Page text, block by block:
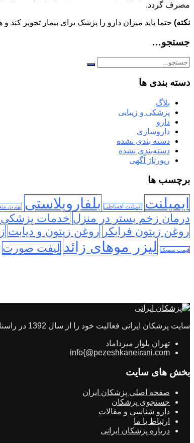
مصرف گردد.
نکته) حتما باید میزان دارو را پزشک برای بیمار تجویز کند
جستجو…
دسته بندی ها
بلاگ
پزشکی و زیبایی
دارو
داروسازی
دسته بندی نشده
دسته‌بندی نشده
رپورتاژ آگهی
برچسب ها
ایمپلنت ایمپلنت اقساطی بلفاروپلاستی بهترین
درمان زخم بستر در منزل خدمات پزشکی
روغن زیتون فرابکر روغن زیتون و دیابت
قیمت سمعک لیزر موهای زائد لیفت صورت
سایت پزشکان ایرانی فعالیت خود را از سال 1392 در راسنای خدمت رسانی به مردم ایران در راستای سلامتی و انتخاب بهترین طبیب راه اندازی شد
تهران بلوار میرداماد
info{@pezeshkaneirani.com
بخش های سایت
صفحه اصلی پزشکان ایران
جستجوی پزشکان
دارو شناسی و مقالات
ارتباط با ما
درباره پزشکان ایرانی